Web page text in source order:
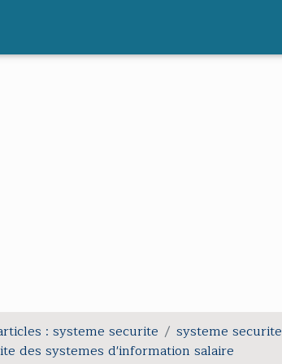
: systeme securite
systeme securite
des systemes d'information salaire